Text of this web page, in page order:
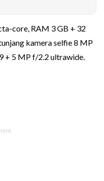
core, RAM 3 GB + 32
kamera selfie 8 MP
+ 5 MP f/2.2 ultrawide.